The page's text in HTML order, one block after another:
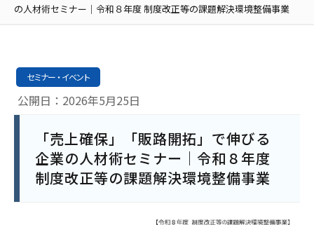
の人材術セミナー｜令和８年度 制度改正等の課題解決環境整備事業
公開日：2026年5月25日
セミナー・イベント
「売上確保」「販路開拓」で伸びる
企業の人材術セミナー｜令和８年度
制度改正等の課題解決環境整備事業